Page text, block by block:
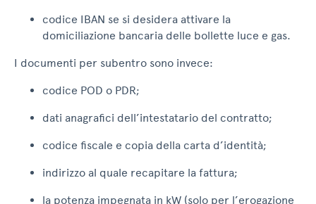
codice IBAN se si desidera attivare la
domiciliazione bancaria delle bollette luce e gas.
I documenti per subentro sono invece:
codice POD o PDR;
dati anagrafici dell’intestatario del contratto;
codice fiscale e copia della carta d’identità;
indirizzo al quale recapitare la fattura;
la potenza impegnata in kW (solo per l’erogazione